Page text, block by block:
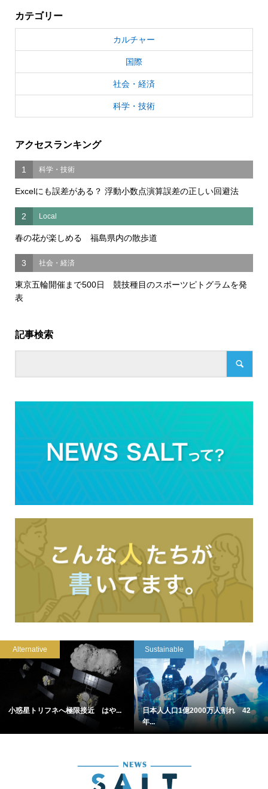
カテゴリー
カルチャー
国際
社会・経済
科学・技術
アクセスランキング
1 科学・技術
Excelにも誤差がある？ 浮動小数点演算誤差の正しい回避法
2 Local
春の花が楽しめる 福島県内の散歩道
3 社会・経済
東京五輪開催まで500日 競技種目のスポーツピトグラムを発
表
記事検索
Alternative
小惑星トリフネへ極限接近 はや...
Sustainable
日本人人口1億2000万人割れ 42
年...